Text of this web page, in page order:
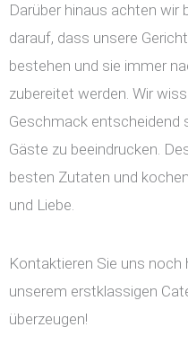
Darüber hinaus achten wir
darauf, dass unsere
bestehen und sie immer
zubereitet werden. Wir
Geschmack entscheidend
Gäste zu beeindrucken.
besten Zutaten und
und Liebe.
Kontaktieren Sie uns noch
unserem erstklassigen
überzeugen!